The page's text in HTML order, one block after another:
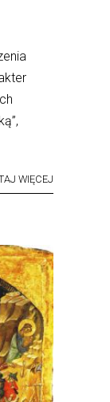
WIĘCEJ